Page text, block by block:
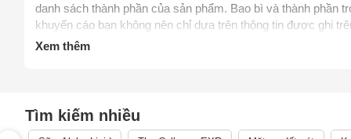
danh sách thành phần của sản phẩm. Bao bì và thành
khuyến cáo bạn không nên chỉ dựa trên thông tin được ghi
khi dùng sản phẩm. Để biết thêm thông tin, vui lòng liên hệ
điều trị, chữa trị, hay phòng ngừa bệnh tật cùng các vấn đề
phẩm.
Xem thêm
Tìm kiếm nhiều